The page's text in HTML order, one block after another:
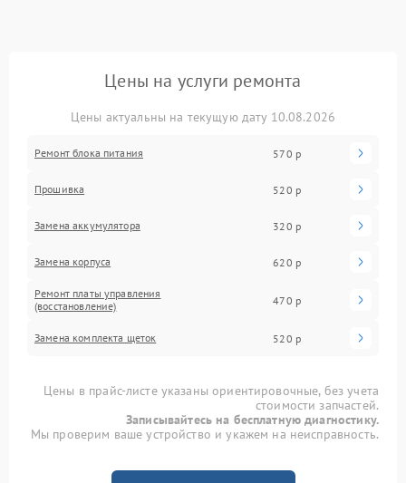
Цены на услуги ремонта
Цены актуальны на текущую дату 10.08.2026
Ремонт блока питания 570 р
Прошивка 520 р
Замена аккумулятора 320 р
Замена корпуса 620 р
Ремонт платы управления
(восстановление)
470 р
Замена комплекта щеток 520 р
Цены в прайс-листе указаны ориентировочные, без учета
стоимости запчастей.
Записывайтесь на бесплатную диагностику.
Мы проверим ваше устройство и укажем на неисправность.